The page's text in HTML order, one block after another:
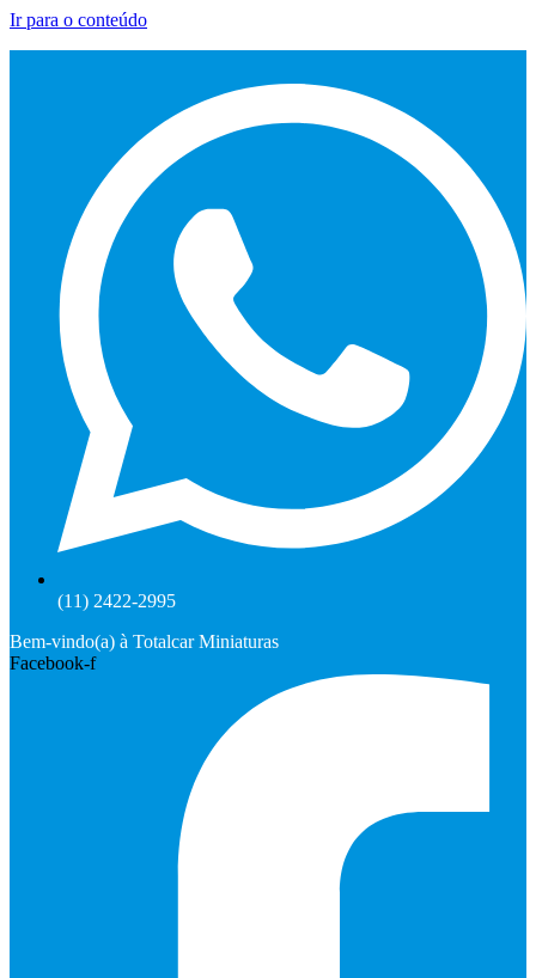
Ir para o conteúdo
(11) 2422-2995
Bem-vindo(a) à Totalcar Miniaturas
Facebook-f